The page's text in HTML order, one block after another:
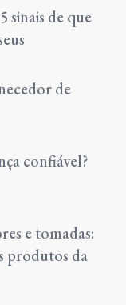
sinais de que
de
confiável?
e tomadas:
produtos da